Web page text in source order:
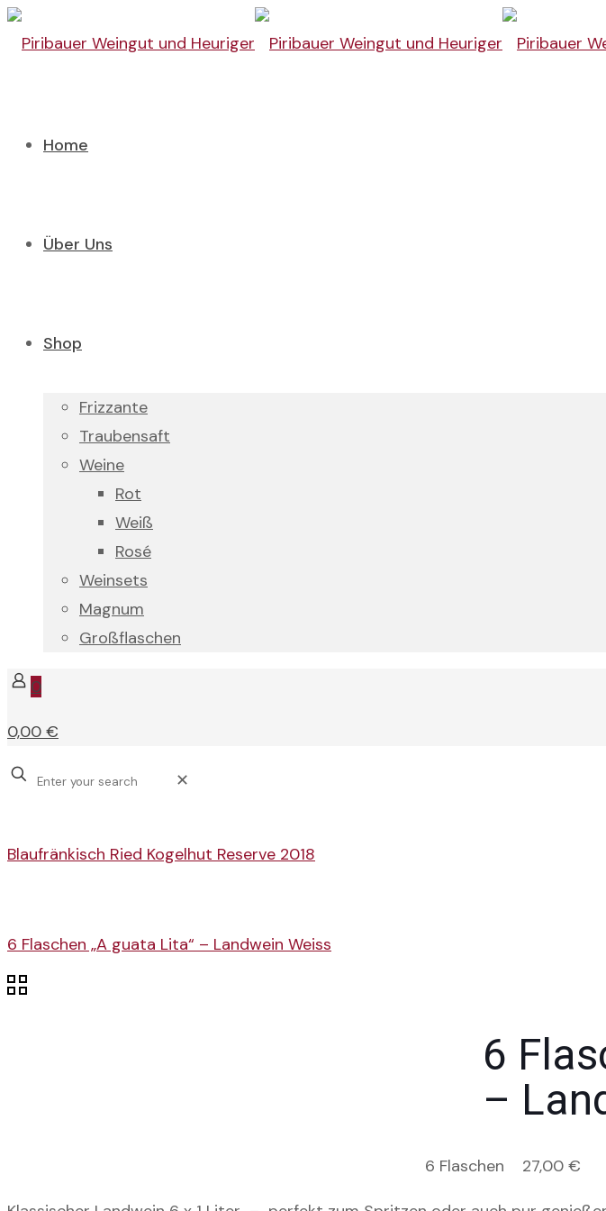
Home
Über Uns
Shop
Frizzante
Traubensaft
Weine
Rot
Weiß
Rosé
Weinsets
Magnum
Großflaschen
0
0,00 €
✕
Blaufränkisch Ried Kogelhut Reserve 2018
6 Flaschen „A guata Lita“ – Landwein Weiss
6
–
6 Flaschen 27,00 €